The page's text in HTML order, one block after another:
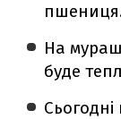
На
буде